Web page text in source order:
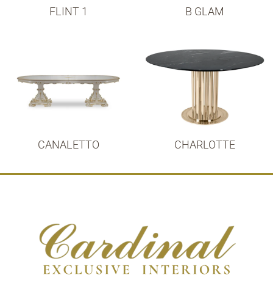
FLINT 1 B GLAM
CANALETTO CHARLOTTE